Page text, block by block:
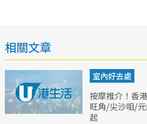
相關文章
室內好去處
按摩推介！香
旺角/尖沙咀/
起